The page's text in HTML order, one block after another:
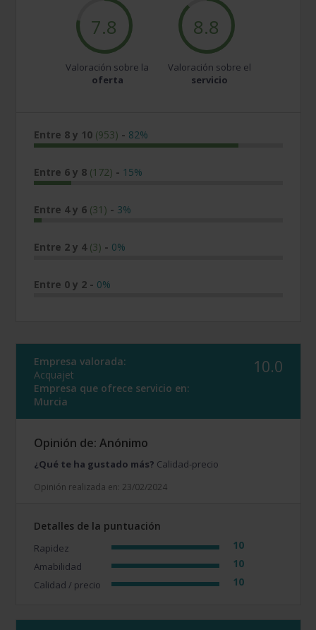
7.8
Valoración sobre la
oferta
8.8
Valoración sobre el
servicio
Entre 8 y 10 (953) - 82%
Entre 6 y 8 (172) - 15%
Entre 4 y 6 (31) - 3%
Entre 2 y 4 (3) - 0%
Entre 0 y 2 - 0%
Empresa valorada:
Acquajet
Empresa que ofrece servicio en:
Murcia
10.0
Opinión de: Anónimo
¿Qué te ha gustado más? Calidad-precio
Opinión realizada en: 23/02/2024
Detalles de la puntuación
Rapidez 10
Amabilidad 10
Calidad / precio 10